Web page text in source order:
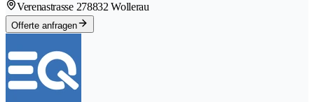
Verenastrasse 278832 Wollerau
Offerte anfragen